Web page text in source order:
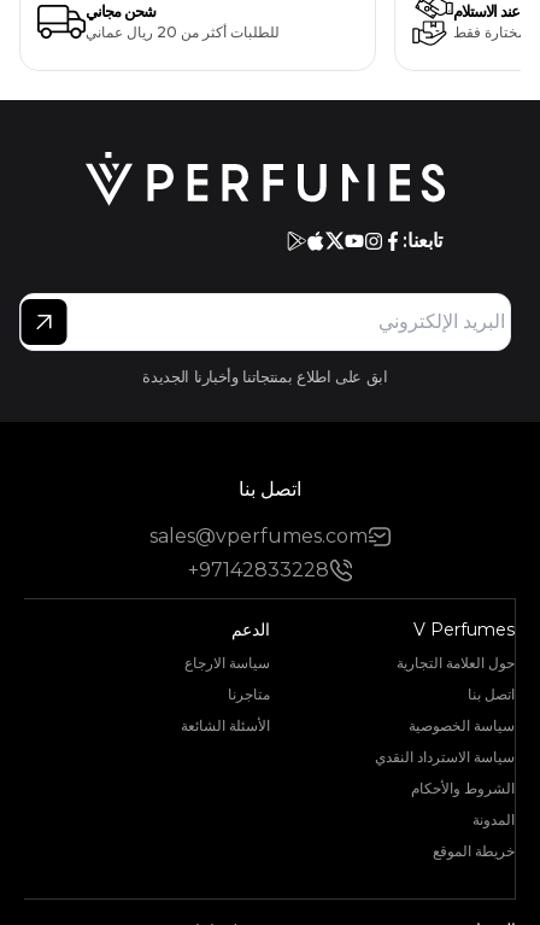
شحن مجاني
للطلبات أكثر من 20 ريال عماني
عند الاستلام
مختارة فقط
تابعنا:
ابق على اطلاع بمنتجاتنا وأخبارنا الجديدة
اتصل بنا
sales@vperfumes.com
+97142833228
V Perfumes
حول العلامة التجارية
اتصل بنا
سياسة الخصوصية
سياسة الاسترداد النقدي
الشروط والأحكام
المدونة
خريطة الموقع
الدعم
سياسة الارجاع
متاجرنا
الأسئلة الشائعة